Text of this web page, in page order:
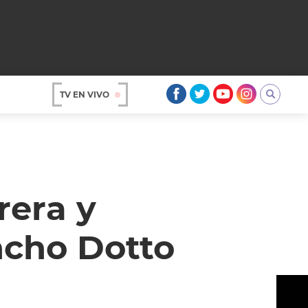
TV EN VIVO
y
Dotto